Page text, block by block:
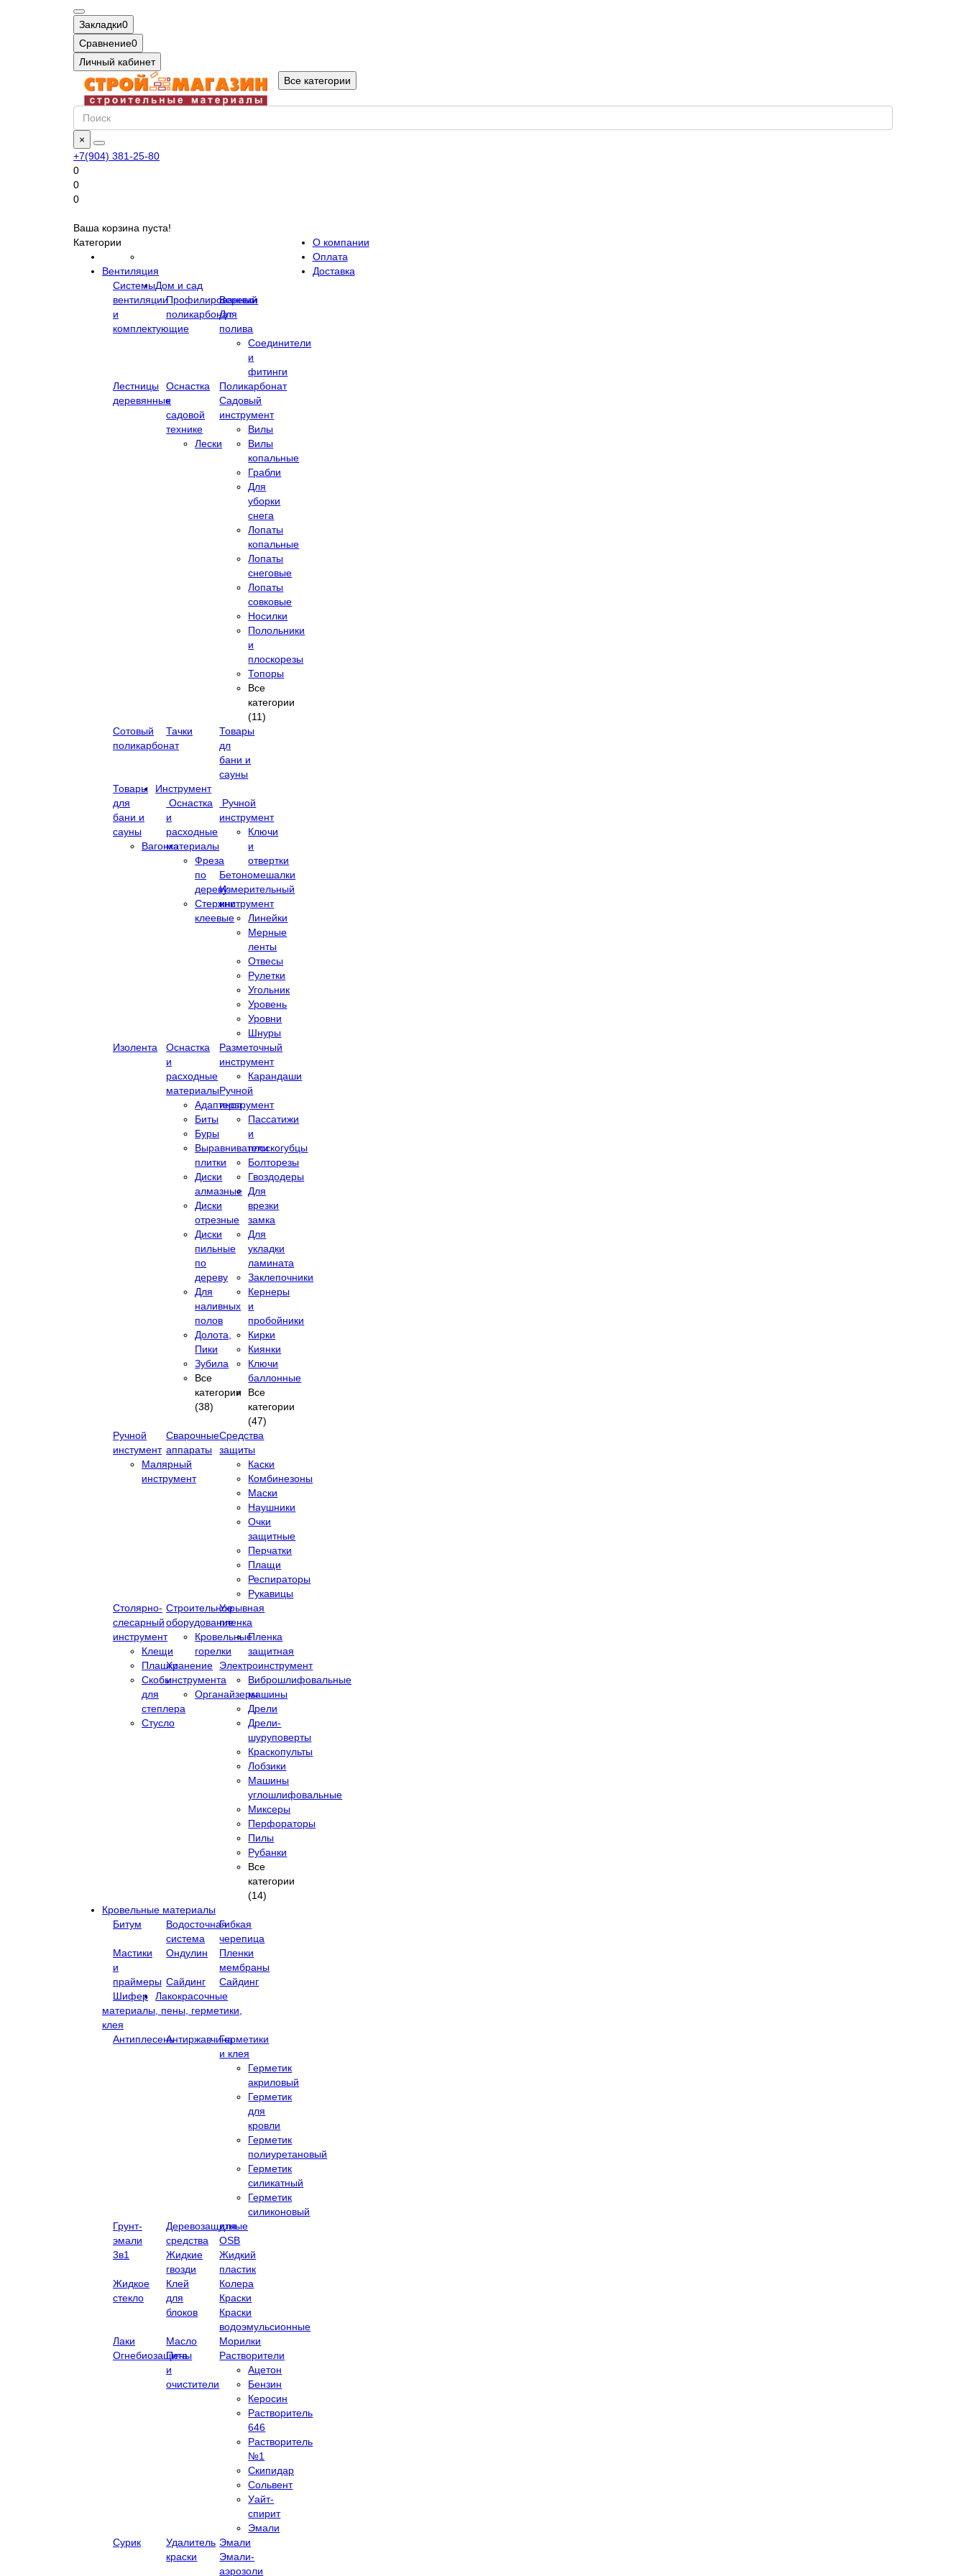
Закладки0
Сравнение0
Личный кабинет
Все категории
×
+7(904) 381-25-80
0
0
0
Ваша корзина пуста!
Категории
Вентиляция
Системы
вентиляции
и
комплектующие
Дом и сад
Профилированный
поликарбонат
Веревки
Для
полива
Соединители
и
фитинги
Лестницы
деревянные
Оснастка
к
садовой
технике
Лески
Поликарбонат
Садовый
инструмент
Вилы
Вилы
копальные
Грабли
Для
уборки
снега
Лопаты
копальные
Лопаты
снеговые
Лопаты
совковые
Носилки
Полольники
и
плоскорезы
Топоры
Все
категории
(11)
Сотовый
поликарбонат
Тачки
Товары
дл
бани и
сауны
Товары
для
бани и
сауны
Вагонка
Инструмент
Оснастка
и
расходные
материалы
Фреза
по
дереву
Стержни
клеевые
Ручной
инструмент
Ключи
и
отвертки
Бетономешалки
Измерительный
инструмент
Линейки
Мерные
ленты
Отвесы
Рулетки
Угольник
Уровень
Уровни
Шнуры
Изолента
Оснастка
и
расходные
материалы
Адаптеры
Биты
Буры
Выравниватели
плитки
Диски
алмазные
Диски
отрезные
Диски
пильные
по
дереву
Для
наливных
полов
Долота,
Пики
Зубила
Все
категории
(38)
Разметочный
инструмент
Карандаши
Ручной
инструмент
Пассатижи
и
плоскогубцы
Болторезы
Гвоздодеры
Для
врезки
замка
Для
укладки
ламината
Заклепочники
Кернеры
и
пробойники
Кирки
Киянки
Ключи
баллонные
Все
категории
(47)
Ручной
инстумент
Малярный
инструмент
Сварочные
аппараты
Средства
защиты
Каски
Комбинезоны
Маски
Наушники
Очки
защитные
Перчатки
Плащи
Респираторы
Рукавицы
Столярно-
слесарный
инструмент
Клещи
Плашки
Скобы
для
степлера
Стусло
Строительное
оборудование
Кровельные
горелки
Укрывная
пленка
Пленка
защитная
Хранение
инструмента
Органайзеры
Электроинструмент
Виброшлифовальные
машины
Дрели
Дрели-
шуруповерты
Краскопульты
Лобзики
Машины
углошлифовальные
Миксеры
Перфораторы
Пилы
Рубанки
Все
категории
(14)
Кровельные материалы
Битум
Водосточная
система
Гибкая
черепица
Мастики
и
праймеры
Ондулин
Пленки
мембраны
Сайдинг
Сайдинг
Шифер
Лакокрасочные
материалы, пены, герметики,
клея
АнтиплесеньАнтиржавчинаГерметики
и клея
Герметик
акриловый
Герметик
для
кровли
Герметик
полиуретановый
Герметик
силикатный
Герметик
силиконовый
Грунт-
эмали
3в1
Деревозащитные
средства
для
OSB
Жидкие
гвозди
Жидкий
пластик
Жидкое
стекло
Клей
для
блоков
Колера
Краски
Краски
водоэмульсионные
Лаки
Масло
Морилки
Огнебиозащита
Пены
и
очистители
Растворители
Ацетон
Бензин
Керосин
Растворитель
646
Растворитель
№1
Скипидар
Сольвент
Уайт-
спирит
Эмали
Сурик
Удалитель
краски
Эмали
Эмали-
аэрозоли
О компании
Оплата
Доставка